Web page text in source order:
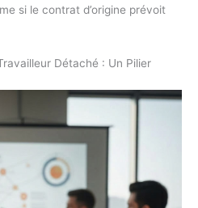
si le contrat d’origine prévoit
Détaché : Un Pilier